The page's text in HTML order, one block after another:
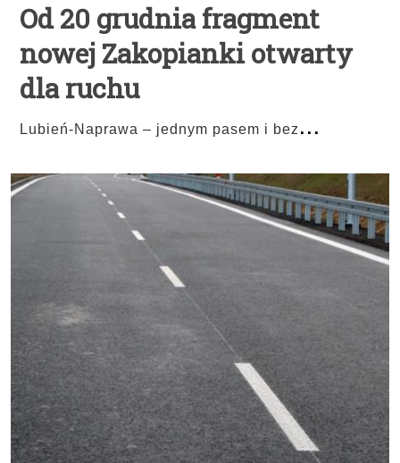
Od 20 grudnia fragment
nowej Zakopianki otwarty
dla ruchu
Lubień-Naprawa – jednym pasem i bez...